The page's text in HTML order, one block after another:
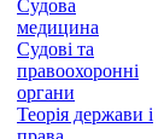
Судова
медицина
Судові та
правоохоронні
органи
Теорія держави і